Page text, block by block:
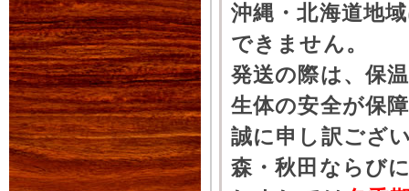
沖縄・北海道地
できません。
発送の際は、保
生体の安全が保
誠に申し訳ござ
森・秋田ならび